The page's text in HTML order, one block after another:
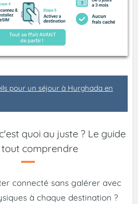
pour un séjour à Hurghada en
quoi au juste ? Le guide
comprendre
connecté sans galérer avec
à chaque destination ?